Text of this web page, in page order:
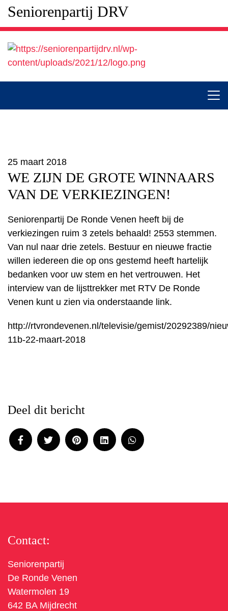
Seniorenpartij DRV
25 maart 2018
WE ZIJN DE GROTE WINNAARS
VAN DE VERKIEZINGEN!
Seniorenpartij De Ronde Venen heeft bij de
verkiezingen ruim 3 zetels behaald! 2553 stemmen.
Van nul naar drie zetels. Bestuur en nieuwe fractie
willen iedereen die op ons gestemd heeft hartelijk
bedanken voor uw stem en het vertrouwen. Het
interview van de lijsttrekker met RTV De Ronde
Venen kunt u zien via onderstaande link.
http://rtvrondevenen.nl/televisie/gemist/20292389/
11b-22-maart-2018
Deel dit bericht
Contact:
Seniorenpartij
De Ronde Venen
Watermolen 19
642 BA Mijdrecht